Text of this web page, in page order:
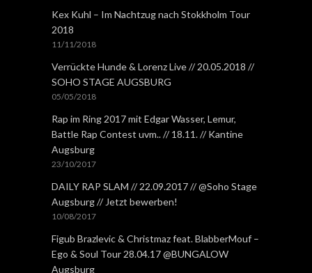
Kex Kuhl – Im Nachtzug nach Stokkholm Tour
2018
11/11/2018
Verrückte Hunde & Lorenz Live // 20.05.2018 //
SOHO STAGE AUGSBURG
05/05/2018
Rap im Ring 2017 mit Edgar Wasser, Lemur,
Battle Rap Contest uvm.. // 18.11. // Kantine
Augsburg
23/10/2017
DAILY RAP SLAM // 22.09.2017 // @Soho Stage
Augsburg // Jetzt bewerben!
10/08/2017
Figub Brazlevic & Christmaz feat. BlabberMouf –
Ego & Soul Tour 28.04.17 @BUNGALOW
Augsburg